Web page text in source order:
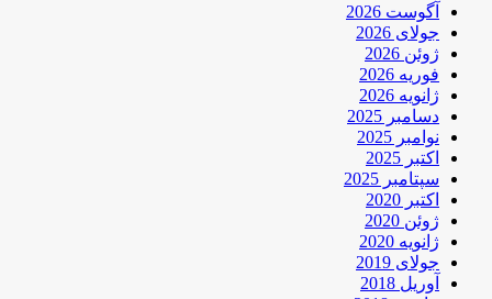
آگوست 2026
جولای 2026
ژوئن 2026
فوریه 2026
ژانویه 2026
دسامبر 2025
نوامبر 2025
اکتبر 2025
سپتامبر 2025
اکتبر 2020
ژوئن 2020
ژانویه 2020
جولای 2019
آوریل 2018